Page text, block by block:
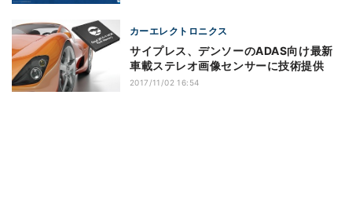
カーエレクトロニクス
サイプレス、デンソーのADAS向け最新
車載ステレオ画像センサーに技術提供
2017/11/02 16:54